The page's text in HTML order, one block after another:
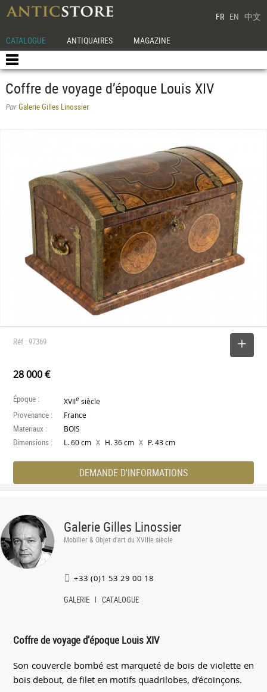
FR EN 中文
CATALOGUE ANTIQUAIRES MAGAZINE
Coffre de voyage d’époque Louis XIV
ParGalerie Gilles Linossier
Réf : 97369
28 000 €
Époque : XVIIe siècle
Provenance : France
Materiaux : BOIS
Dimensions : L. 60 cm X H. 36 cm X P. 43 cm
DEMANDE D'INFORMATIONS
Galerie Gilles Linossier
Mobilier & Objet d'art du XVIIIe siècle
+33 (0)1 53 29 00 18
GALERIE CATALOGUE
Coffre de voyage d’époque Louis XIV
Son couvercle bombé est marqueté de bois de violette en
bois debout, de filet en motifs quadrilobes, d’écoinçons.